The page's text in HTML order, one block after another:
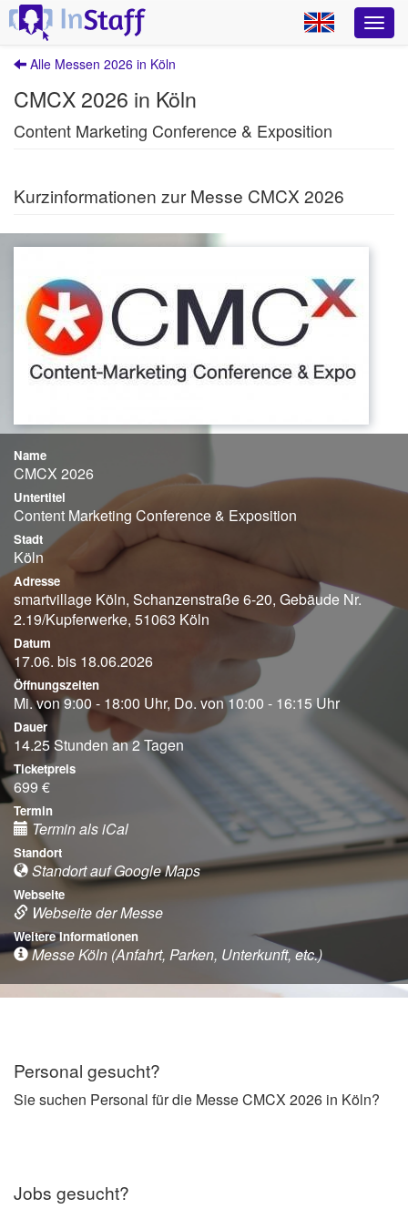
Alle Messen 2026 in Köln
CMCX 2026 in Köln
Content Marketing Conference & Exposition
Kurzinformationen zur Messe CMCX 2026
Name
CMCX 2026
Untertitel
Content Marketing Conference & Exposition
Stadt
Köln
Adresse
smartvillage Köln, Schanzenstraße 6-20, Gebäude Nr.
2.19/Kupferwerke, 51063 Köln
Datum
17.06. bis 18.06.2026
Öffnungszeiten
Mi. von 9:00 - 18:00 Uhr, Do. von 10:00 - 16:15 Uhr
Dauer
14.25 Stunden an 2 Tagen
Ticketpreis
699 €
Termin
Termin als iCal
Standort
Standort auf Google Maps
Webseite
Webseite der Messe
Weitere Informationen
Messe Köln (Anfahrt, Parken, Unterkunft, etc.)
Personal gesucht?
Sie suchen Personal für die Messe CMCX 2026 in Köln?
Jobs gesucht?